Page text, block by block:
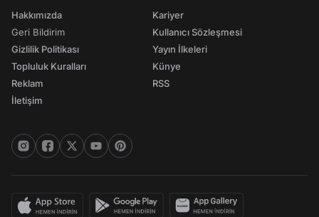
Hakkımızda
Geri Bildirim
Gizlilik Politikası
Topluluk Kuralları
Reklam
İletişim
Kariyer
Kullanıcı Sözleşmesi
Yayın İlkeleri
Künye
RSS